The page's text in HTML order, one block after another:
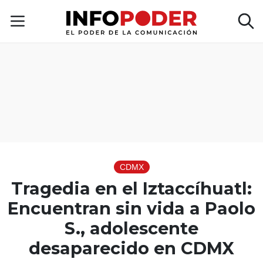
CDMX
Tragedia en el Iztaccíhuatl:
Encuentran sin vida a Paolo
S., adolescente
desaparecido en CDMX